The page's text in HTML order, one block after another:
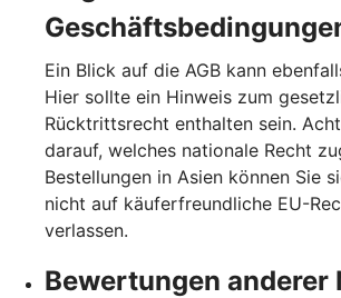
Ein Blick auf die AGB kann
Hier sollte ein Hinweis zum
Rücktrittsrecht enthalten sein.
darauf, welches nationale Recht
Bestellungen in Asien können Sie
nicht auf käuferfreundliche EU-
verlassen.
Bewertungen anderer